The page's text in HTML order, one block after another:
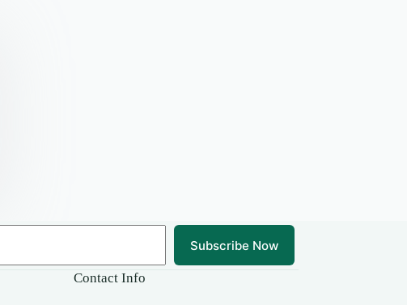
Subscribe Now
Contact Info